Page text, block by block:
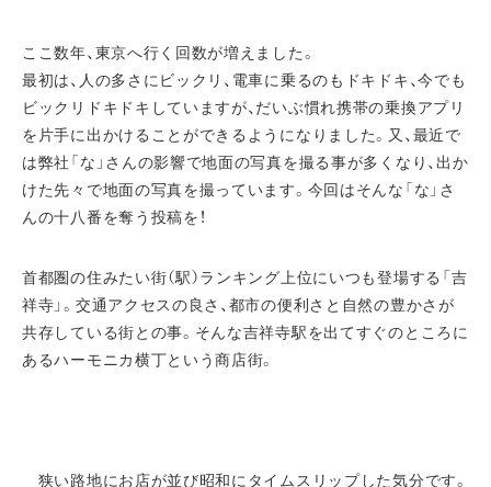
ここ数年、東京へ行く回数が増えました。
最初は、人の多さにビックリ、電車に乗るのもドキドキ、今でも
ビックリドキドキしていますが、だいぶ慣れ携帯の乗換アプリ
を片手に出かけることができるようになりました。又、最近で
は弊社「な」さんの影響で地面の写真を撮る事が多くなり、出か
けた先々で地面の写真を撮っています。今回はそんな「な」さ
んの十八番を奪う投稿を！
首都圏の住みたい街（駅）ランキング上位にいつも登場する「吉
祥寺」。交通アクセスの良さ、都市の便利さと自然の豊かさが
共存している街との事。そんな吉祥寺駅を出てすぐのところに
あるハーモニカ横丁という商店街。
狭い路地にお店が並び昭和にタイムスリップした気分です。